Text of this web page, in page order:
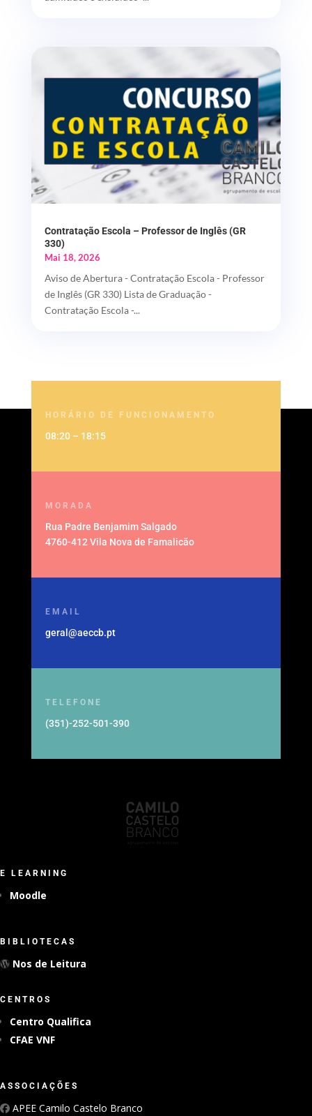
Contratação Escola – Professor de Inglês (GR
330)
Mai 18, 2026
Aviso de Abertura - Contratação Escola - Professor
de Inglês (GR 330) Lista de Graduação -
Contratação Escola -...
HORÁRIO DE FUNCIONAMENTO
08:20 – 18:15
MORADA
Rua Padre Benjamim Salgado
4760-412 Vila Nova de Famalicão
EMAIL
geral@aeccb.pt
TELEFONE
(351)-252-501-390
E LEARNING
Moodle
BIBLIOTECAS
Nos de Leitura
CENTROS
Centro Qualifica
CFAE VNF
ASSOCIAÇÕES
APEE Camilo Castelo Branco